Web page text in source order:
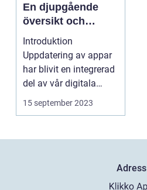
En djupgående
översikt och
analys
Introduktion
Uppdatering av appar
har blivit en integrerad
del av vår digitala
värld. Med tekniken s...
15 september 2023
Adress